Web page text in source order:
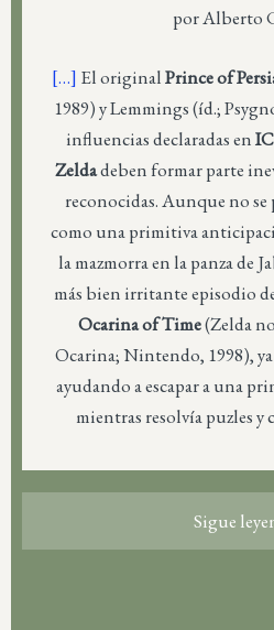
por Alberto
[…] El originalPrince of
1989) y Lemmings (íd.;
influencias declaradas en
Zeldadeben formar parte
reconocidas. Aunque no se
como una primitiva
la mazmorra en la panza de
más bien irritante episodio
Ocarina of Time(Zelda
Ocarina; Nintendo, 1998),
ayudando a escapar a una
mientras resolvía puzles y
Sigue